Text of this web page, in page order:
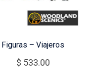
Figuras – Viajeros
$ 533.00